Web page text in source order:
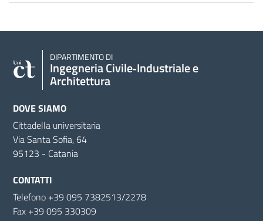
DIPARTIMENTO DI
Ingegneria Civile‑Industriale e
Architettura
DOVE SIAMO
Cittadella universitaria
Via Santa Sofia, 64
95123 - Catania
CONTATTI
Telefono +39 095 7382513/2278
Fax +39 095 330309